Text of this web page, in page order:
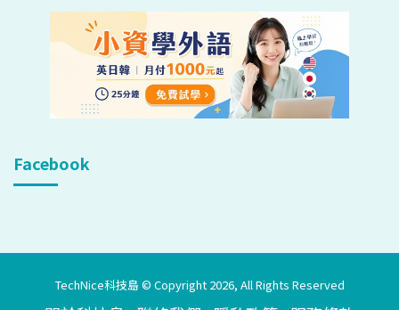
Facebook
TechNice科技島 © Copyright 2026, All Rights Reserved